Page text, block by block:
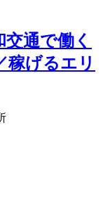
通で働く
稼げるエリ